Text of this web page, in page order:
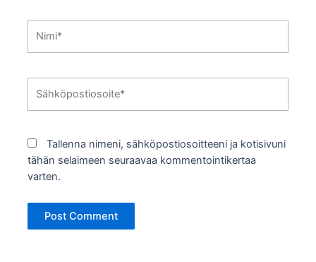
Tallenna nimeni, sähköpostiosoitteeni ja kotisivuni
tähän selaimeen seuraavaa kommentointikertaa
varten.